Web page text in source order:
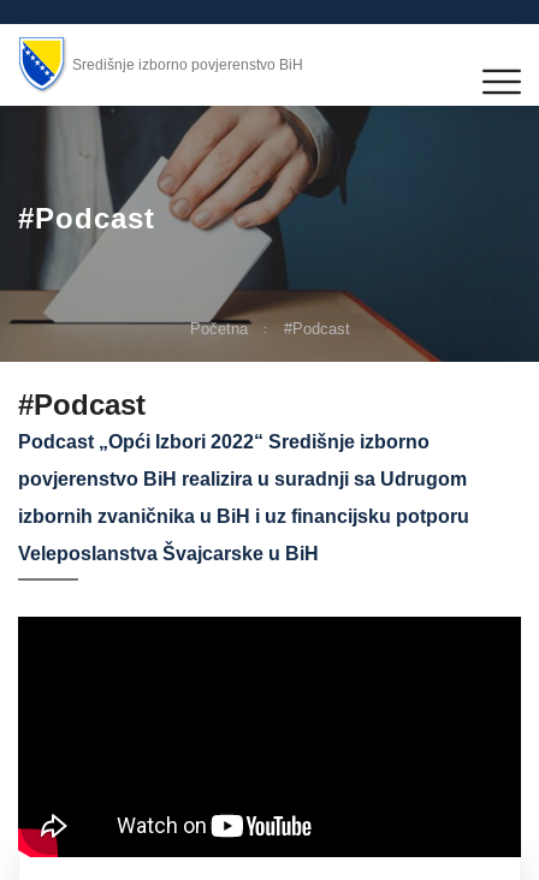
Središnje izborno povjerenstvo BiH
#Podcast
Početna #Podcast
#Podcast
Podcast „Opći Izbori 2022“ Središnje izborno
povjerenstvo BiH realizira u suradnji sa Udrugom
izbornih zvaničnika u BiH i uz financijsku potporu
Veleposlanstva Švajcarske u BiH